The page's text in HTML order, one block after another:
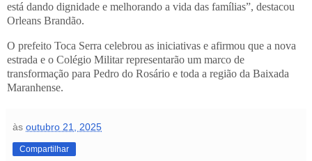
está dando dignidade e melhorando a vida das famílias”, destacou
Orleans Brandão.
O prefeito Toca Serra celebrou as iniciativas e afirmou que a nova
estrada e o Colégio Militar representarão um marco de
transformação para Pedro do Rosário e toda a região da Baixada
Maranhense.
às outubro 21, 2025
Compartilhar